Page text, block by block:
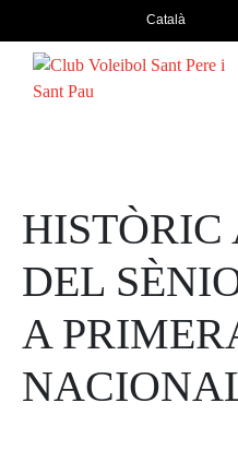
Català
HISTÒRIC
DEL
A